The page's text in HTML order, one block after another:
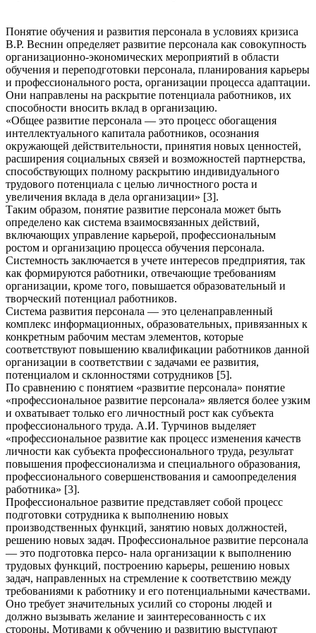
Понятие обучения и развития персонала в условиях кризиса
В.Р. Веснин определяет развитие персонала как совокупность
организационно-экономических мероприятий в области
обучения и переподготовки персонала, планирования карьеры
и профессионального роста, организации процесса адаптации.
Они направлены на раскрытие потенциала работников, их
способности вносить вклад в организацию.
«Общее развитие персонала — это процесс обогащения
интеллектуального капитала работников, осознания
окружающей действительности, принятия новых ценностей,
расширения социальных связей и возможностей партнерства,
способствующих полному раскрытию индивидуального
трудового потенциала с целью личностного роста и
увеличения вклада в дела организации» [3].
Таким образом, понятие развитие персонала может быть
определено как система взаимосвязанных действий,
включающих управление карьерой, профессиональным
ростом и организацию процесса обучения персонала.
Системность заключается в учете интересов предприятия, так
как формируются работники, отвечающие требованиям
организации, кроме того, повышается образовательный и
творческий потенциал работников.
Система развития персонала — это целенаправленный
комплекс информационных, образовательных, привязанных к
конкретным рабочим местам элементов, которые
соответствуют повышению квалификации работников данной
организации в соответствии с задачами ее развития,
потенциалом и склонностями сотрудников [5].
По сравнению с понятием «развитие персонала» понятие
«профессиональное развитие персонала» является более узким
и охватывает только его личностный рост как субъекта
профессионального труда. А.И. Турчинов выделяет
«профессиональное развитие как процесс изменения качеств
личности как субъекта профессионального труда, результат
повышения профессионализма и специального образования,
профессионального совершенствования и самоопределения
работника» [3].
Профессиональное развитие представляет собой процесс
подготовки сотрудника к выполнению новых
производственных функций, занятию новых должностей,
решению новых задач. Профессиональное развитие персонала
— это подготовка персо- нала организации к выполнению
трудовых функций, построению карьеры, решению новых
задач, направленных на стремление к соответствию между
требованиями к работнику и его потенциальными качествами.
Оно требует значительных усилий со стороны людей и
должно вызывать желание и заинтересованность с их
стороны. Мотивами к обучению и развитию выступают